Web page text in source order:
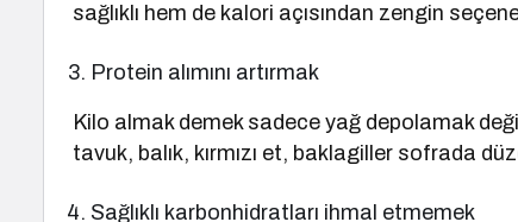
sağlıklı hem de kalori açısından zengin
Protein alımını artırmak
Kilo almak demek sadece yağ depolamak
tavuk, balık, kırmızı et, baklagiller sofrada
Sağlıklı karbonhidratları ihmal etmemek